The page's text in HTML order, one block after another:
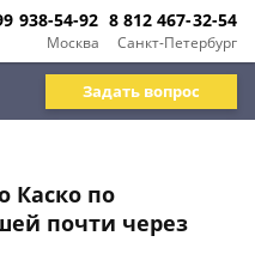
Москва
938-54-92
Санкт-Петербург
8 812 467-32-54
Задать вопрос
Каско по
почти через